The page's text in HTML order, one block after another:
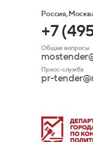
Россия,
+7
Общие вопросы
Пресс-служба
pr-